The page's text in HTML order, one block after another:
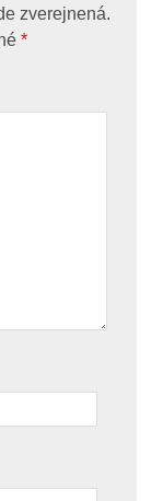
zverejnená.
*